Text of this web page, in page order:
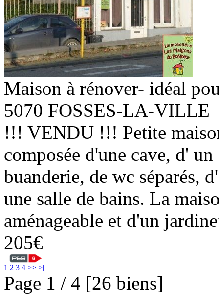
Maison à rénover- idéal
5070 FOSSES-LA-VILLE
!!! VENDU !!! Petite
composée d'une cave, d'
buanderie, de wc séparés,
une salle de bains. La
aménageable et d'un
205€
1 2 3 4 >> >|
Page 1 / 4 [26 biens]